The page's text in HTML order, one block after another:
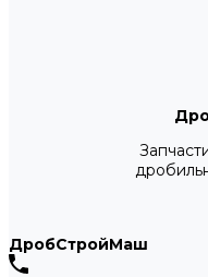
ДробСтройМаш